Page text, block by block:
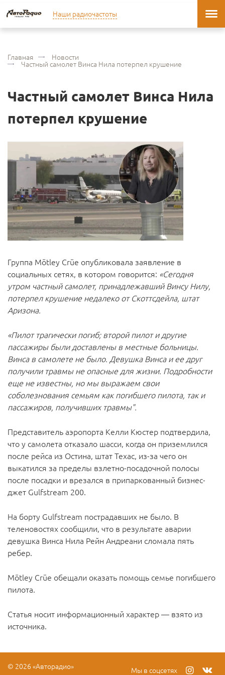
Наши радиочастоты
Главная Новости
Частный самолет Винса Нила потерпел крушение
Частный самолет Винса Нила
потерпел крушение
Группа Mötley Crüe опубликовала заявление в
социальных сетях, в котором говорится: «Сегодня
утром частный самолет, принадлежавший Винсу Нилу,
потерпел крушение недалеко от Скоттсдейла, штат
Аризона.
«Пилот трагически погиб; второй пилот и другие
пассажиры были доставлены в местные больницы.
Винса в самолете не было. Девушка Винса и ее друг
получили травмы не опасные для жизни. Подробности
еще не известны, но мы выражаем свои
соболезнования семьям как погибшего пилота, так и
пассажиров, получивших травмы".
Представитель аэропорта Келли Кюстер подтвердила,
что у самолета отказало шасси, когда он приземлился
после рейса из Остина, штат Техас, из-за чего он
выкатился за пределы взлетно-посадочной полосы
после посадки и врезался в припаркованный бизнес-
джет Gulfstream 200.
На борту Gulfstream пострадавших не было. В
теленовостях сообщили, что в результате аварии
девушка Винса Нила Рейн Андреани сломала пять
ребер.
Mötley Crüe обещали оказать помощь семье погибшего
пилота.
Статья носит информационный характер — взято из
источника.
© 2026 «Авторадио» Мы в соцсетях